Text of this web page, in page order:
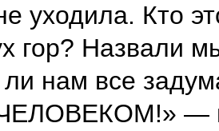
уходила. Кто
гор? Назвали
нам все
—